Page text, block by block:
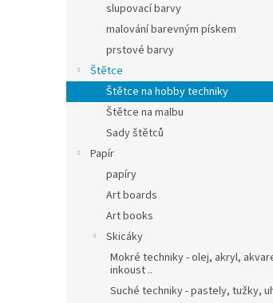
slupovací barvy
malování barevným pískem
prstové barvy
Štětce
Štětce na hobby techniky
Štětce na malbu
Sady štětců
Papír
papíry
Art boards
Art books
Skicáky
Mokré techniky - olej, akryl,
inkoust ..
Suché techniky - pastely, tužky,